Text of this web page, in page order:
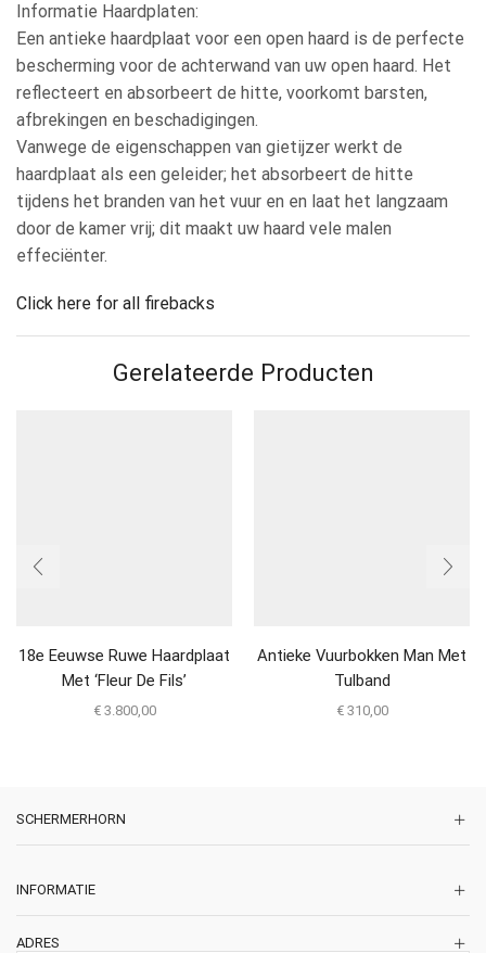
Informatie Haardplaten:
Een antieke haardplaat voor een open haard is de perfecte
bescherming voor de achterwand van uw open haard. Het
reflecteert en absorbeert de hitte, voorkomt barsten,
afbrekingen en beschadigingen.
Vanwege de eigenschappen van gietijzer werkt de
haardplaat als een geleider; het absorbeert de hitte
tijdens het branden van het vuur en en laat het langzaam
door de kamer vrij; dit maakt uw haard vele malen
effeciënter.
Click here for all firebacks
Gerelateerde Producten
18e Eeuwse Ruwe Haardplaat
Met ‘Fleur De Fils’
€3.800,00
Antieke Vuurbokken Man Met
Tulband
€310,00
SCHERMERHORN
INFORMATIE
ADRES